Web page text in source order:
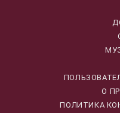
О
ПОЛИТИКА